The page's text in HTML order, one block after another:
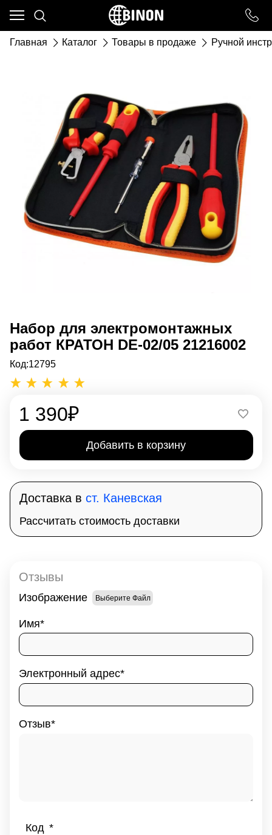
Главная Каталог Товары в продаже Ручной
Набор для электромонтажных
работ КРАТОН DE-02/05 21216002
Код:12795
1 390₽
Добавить в корзину
Доставка в ст. Каневская
Рассчитать стоимость доставки
Отзывы
Изображение Выберите Файл
Имя
Электронный адрес
Отзыв
Код
Ваш город - ст. Каневская,
угадали?
ДА НЕТ